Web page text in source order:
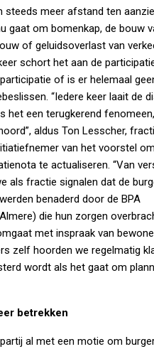
steeds meer afstand ten
gaat om bomenkap, de bouw
of geluidsoverlast van
schort het aan de
of is er helemaal
“Iedere keer laait de
het een terugkerend
aldus Ton Lesscher,
van het voorstel
te actualiseren. “Van
als fractie signalen dat de
benaderd door de BPA
die hun zorgen
met inspraak van
zelf hoorden we regelmatig
wordt als het gaat om
betrekken
al met een motie om